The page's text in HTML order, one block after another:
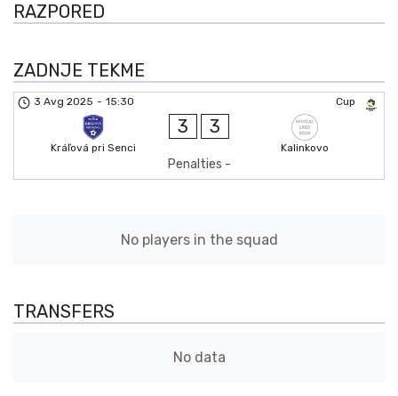
RAZPORED
ZADNJE TEKME
Cup
3 Avg 2025 - 15:30
Kráľová pri Senci
3 3
Kalinkovo
Penalties -
No players in the squad
TRANSFERS
No data